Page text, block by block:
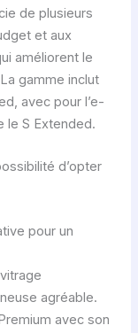
de plusieurs
et aux
améliorent le
gamme inclut
avec pour l’e-
le S Extended.
d’opter
pour un
agréable.
avec son